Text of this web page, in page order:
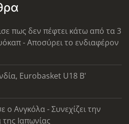
πως δεν πέφτει κάτω από τα 3
- Αποσύρει το ενδιαφέρον
Eurobasket U18 Β'
Ανγκόλα - Συνεχίζει την
Ιαπωνίας